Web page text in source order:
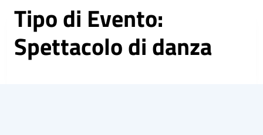
Tipo di Evento:
Spettacolo di danza